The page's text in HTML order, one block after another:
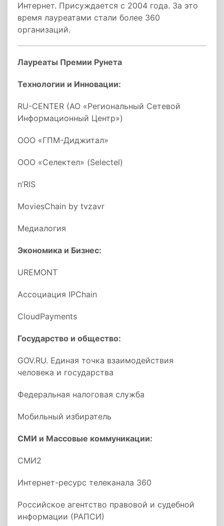
Интернет. Присуждается с 2004 года. За это
время лауреатами стали более 360
организаций.
Лауреаты Премии Рунета
Технологии и Инновации:
RU-CENTER (АО «Региональный Сетевой
Информационный Центр»)
ООО «ГПМ-Диджитал»
ООО «Селектел» (Selectel)
n’RIS
MoviesChain by tvzavr
Медиалогия
Экономика и Бизнес:
UREMONT
Ассоциация IPChain
CloudPayments
Государство и общество:
GOV.RU. Единая точка взаимодействия
человека и государства
Федеральная налоговая служба
Мобильный избиратель
СМИ и Массовые коммуникации:
СМИ2
Интернет-ресурс телеканала 360
Российское агентство правовой и судебной
информации (РАПСИ)